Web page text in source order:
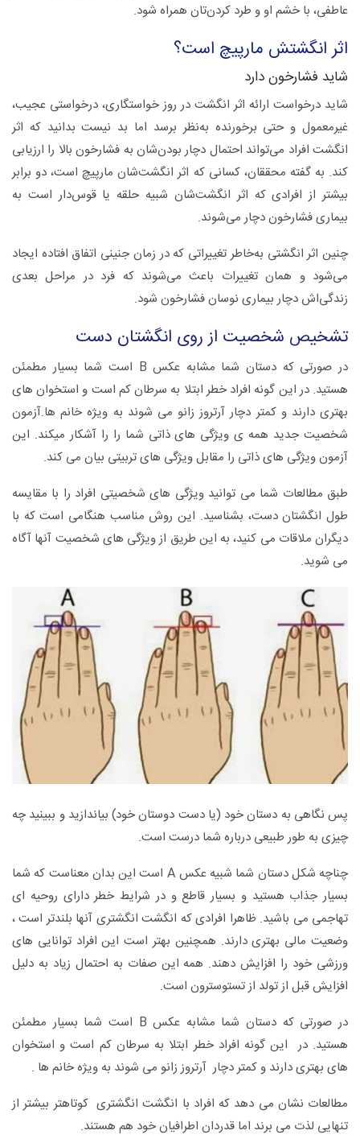
عاطفی، با خشم او و طرد کردن‌تان همراه شود.
اثر انگشتش مارپیچ است؟
شاید فشار‌خون دارد
شاید درخواست ارائه اثر انگشت در روز خواستگاری، در‌خواستی عجیب،
غیرمعمول و حتی برخورنده به‌نظر برسد اما بد نیست بدانید که اثر
انگشت افراد می‌تواند احتمال دچار بودن‌شان به فشارخون بالا را ارزیابی
کند. به گفته محققان، کسانی که اثر انگشت‌شان مارپیچ است، دو برابر
بیشتر از افرادی که اثر انگشت‌شان شبیه حلقه یا قوس‌دار است به
بیماری فشارخون دچار می‌شوند.
چنین اثر انگشتی به‌خاطر تغییراتی که در زمان جنینی اتفاق افتاده ایجاد
می‌شود و همان تغییرات باعث می‌شوند که فرد در مراحل بعدی
زندگی‌اش دچار بیماری نوسان فشارخون شود.
تشخیص شخصیت از روی انگشتان دست
در صورتی که دستان شما مشابه عکس B است شما بسیار مطمئن
هستید. در این گونه افراد خطر ابتلا به سرطان کم است و استخوان های
بهتری دارند و کمتر دچار آرتروز زانو می شوند به ویژه خانم ها.آزمون
شخصیت جدید همه ی ویژگی های ذاتی شما را را آشکار میکند. این
آزمون ویژگی های ذاتی را مقابل ویژگی های تربیتی بیان می کند.
طبق مطالعات شما می توانید ویژگی های شخصیتی افراد را با مقایسه
طول انگشتان دست، بشناسید. این روش مناسب هنگامی است که با
دیگران ملاقات می کنید، به این طریق از ویژگی های شخصیت آنها آگاه
می شوید.
پس نگاهی به دستان خود (یا دست دوستان خود) بیاندازید و ببینید چه
چیزی به طور طبیعی درباره شما درست است.
چناچه شکل دستان شما شبیه عکس A است این بدان معناست که شما
بسیار جذاب هستید و بسیار قاطع و در شرایط خطر دارای روحیه ای
تهاجمی می باشید. ظاهرا افرادی که انگشت انگشتری آنها بلندتر است ،
وضعیت مالی بهتری دارند. همچنین بهتر است این افراد توانایی های
ورزشی خود را افزایش دهند. همه این صفات به احتمال زیاد به دلیل
افزایش قبل از تولد از تستوسترون است.
در صورتی که دستان شما مشابه عکس B است شما بسیار مطمئن
هستید. در این گونه افراد خطر ابتلا به سرطان کم است و استخوان
های بهتری دارند و کمتر دچار آرتروز زانو می شوند به ویژه خانم ها .
مطالعات نشان می دهد که افراد با انگشت انگشتری کوتاهتر بیشتر از
تنهایی لذت می برند اما قدردان اطرافیان خود هم هستند.